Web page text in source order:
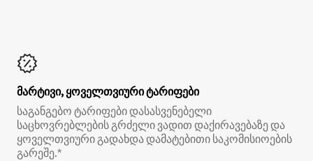
მარტივი, ყოველთვიური ტარიფები
საგანგებო ტარიფები დასასვენებელი
საცხოვრებლების გრძელი ვადით დაქირავებაზე და
ყოველთვიური გადახდა დამატებითი საკომისიოების
გარეშე.*